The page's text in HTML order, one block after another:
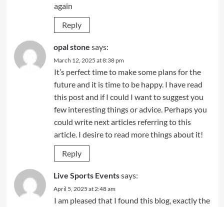
again
Reply
opal stone says:
March 12, 2025 at 8:38 pm
It’s perfect time to make some plans for the
future and it is time to be happy. I have read
this post and if I could I want to suggest you
few interesting things or advice. Perhaps you
could write next articles referring to this
article. I desire to read more things about it!
Reply
Live Sports Eventssays:
April 5, 2025 at 2:48 am
I am pleased that I found this blog, exactly the